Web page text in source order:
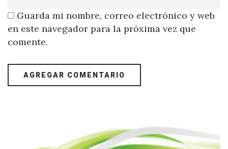
Guarda mi nombre, correo electrónico y web
en este navegador para la próxima vez que
comente.